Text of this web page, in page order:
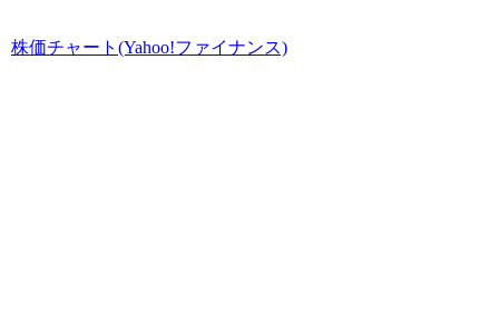
株価チャート(Yahoo!ファイナンス)